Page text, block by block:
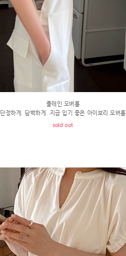
플레인 오버롤
단정하게, 담백하게. 지금 입기 좋은 아이보리 오버롤
sold out